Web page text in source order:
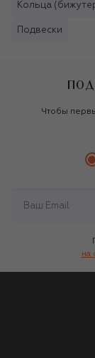
Кольца
Подвески
Чтобы
на